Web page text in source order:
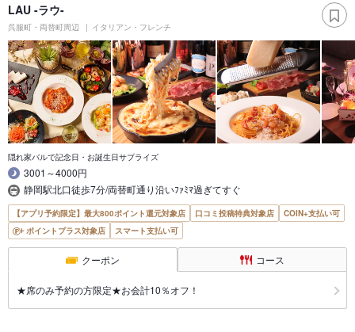
LAU -ラウ-
呉服町・両替町周辺 イタリアン・フレンチ
隠れ家バルで記念日・お誕生日サプライズ
3001～4000円
静岡駅北口徒歩7分/両替町通り沿いﾌｧﾐﾏ過ぎてすぐ
【アプリ予約限定】最大800ポイント還元対象店 口コミ投稿特典対象店
COIN+支払い可
ポイントプラス対象店
スマート支払い可
クーポン コース
★席のみ予約の方限定★お会計10％オフ！